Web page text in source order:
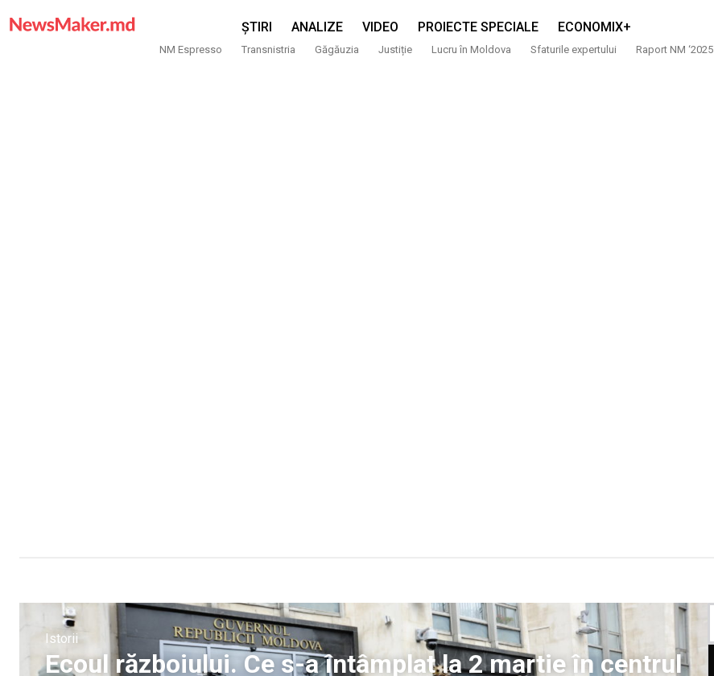
ȘTIRI ANALIZE VIDEO PROIECTE SPECIALE ECONOMIX+
NM Espresso Transnistria Găgăuzia Justiție Lucru în Moldova Sfaturile expertului Raport NM ‘2025
Istorii
Ecoul războiului. Ce s-a întâmplat la 2 martie în centrul